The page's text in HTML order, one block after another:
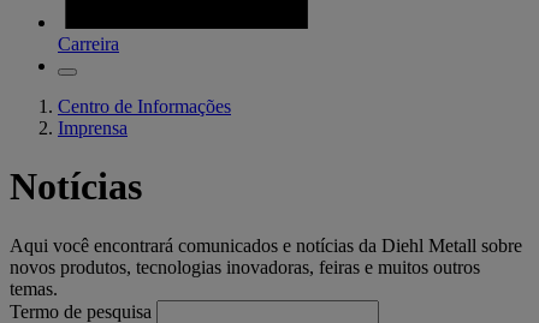
Carreira
Centro de Informações
Imprensa
Notícias
Aqui você encontrará comunicados e notícias da Diehl Metall sobre
novos produtos, tecnologias inovadoras, feiras e muitos outros
temas.
Termo de pesquisa